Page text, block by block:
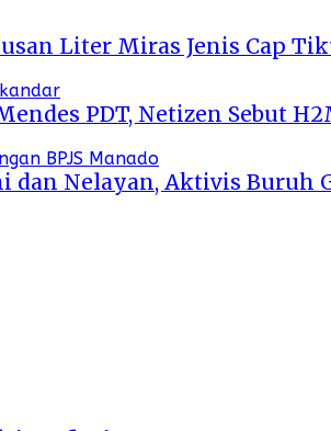
Liter Miras Jenis Cap
PDT, Netizen Sebut
dan Nelayan, Aktivis Buruh